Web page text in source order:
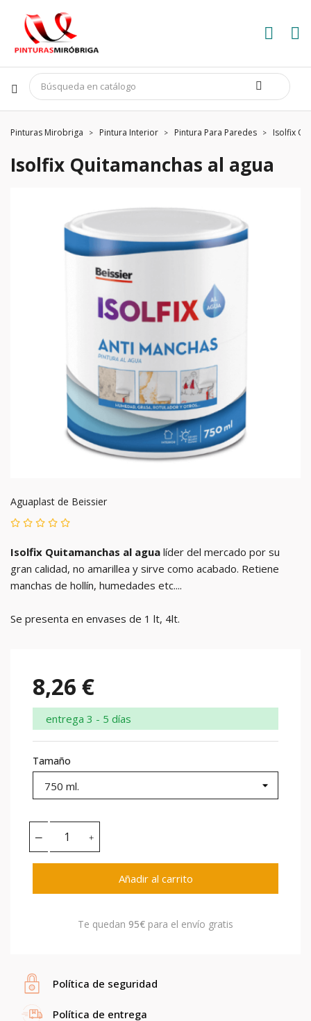
Pinturas Mirobriga Pintura Interior Pintura Para Paredes Isolfix
Isolfix Quitamanchas al agua
Aguaplast de Beissier
Isolfix Quitamanchas al agua líder del mercado por su
gran calidad, no amarillea y sirve como acabado. Retiene
manchas de hollín, humedades etc....
Se presenta en envases de 1 lt, 4lt.
8,26 €
entrega 3 - 5 días
Tamaño
Añadir al carrito
Te quedan 95€ para el envío gratis
Política de seguridad
Política de entrega